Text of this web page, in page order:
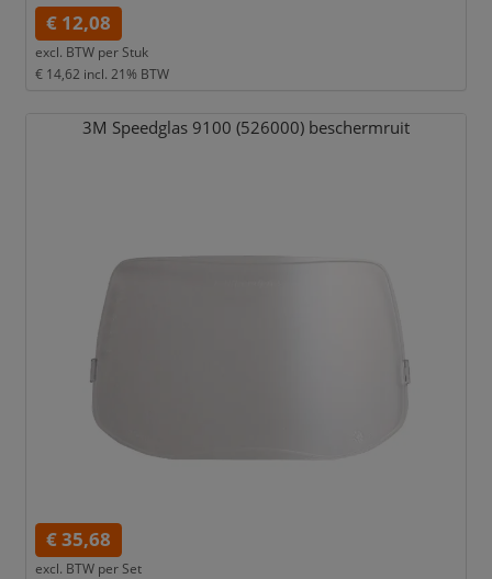
€ 12,08
excl. BTW per Stuk
€ 14,62 incl. 21% BTW
3M Speedglas 9100 (526000) beschermruit
€ 35,68
excl. BTW per Set